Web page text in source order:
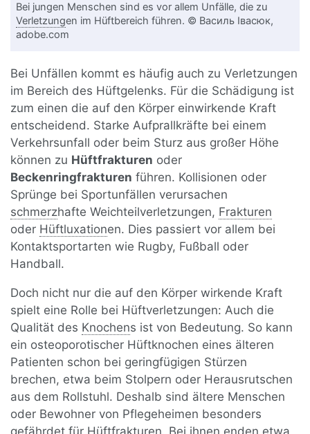
Bei jungen Menschen sind es vor allem Unfälle, die zu
Verletzungen im Hüftbereich führen. © Василь Івасюк,
adobe.com
Bei Unfällen kommt es häufig auch zu Verletzungen
im Bereich des Hüftgelenks. Für die Schädigung ist
zum einen die auf den Körper einwirkende Kraft
entscheidend. Starke Aufprallkräfte bei einem
Verkehrsunfall oder beim Sturz aus großer Höhe
können zu Hüftfrakturen oder
Beckenringfrakturen führen. Kollisionen oder
Sprünge bei Sportunfällen verursachen
schmerzhafte Weichteilverletzungen, Frakturen
oder Hüftluxationen. Dies passiert vor allem bei
Kontaktsportarten wie Rugby, Fußball oder
Handball.
Doch nicht nur die auf den Körper wirkende Kraft
spielt eine Rolle bei Hüftverletzungen: Auch die
Qualität des Knochens ist von Bedeutung. So kann
ein osteoporotischer Hüftknochen eines älteren
Patienten schon bei geringfügigen Stürzen
brechen, etwa beim Stolpern oder Herausrutschen
aus dem Rollstuhl. Deshalb sind ältere Menschen
oder Bewohner von Pflegeheimen besonders